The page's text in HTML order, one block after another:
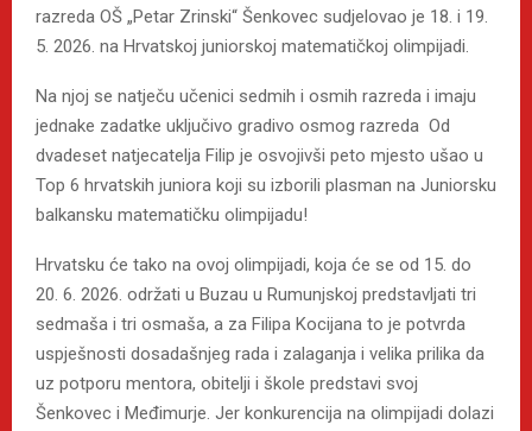
razreda OŠ „Petar Zrinski“ Šenkovec sudjelovao je 18. i 19.
5. 2026. na Hrvatskoj juniorskoj matematičkoj olimpijadi.
Na njoj se natječu učenici sedmih i osmih razreda i imaju
jednake zadatke uključivo gradivo osmog razreda Od
dvadeset natjecatelja Filip je osvojivši peto mjesto ušao u
Top 6 hrvatskih juniora koji su izborili plasman na Juniorsku
balkansku matematičku olimpijadu!
Hrvatsku će tako na ovoj olimpijadi, koja će se od 15. do
20. 6. 2026. održati u Buzau u Rumunjskoj predstavljati tri
sedmaša i tri osmaša, a za Filipa Kocijana to je potvrda
uspješnosti dosadašnjeg rada i zalaganja i velika prilika da
uz potporu mentora, obitelji i škole predstavi svoj
Šenkovec i Međimurje. Jer konkurencija na olimpijadi dolazi